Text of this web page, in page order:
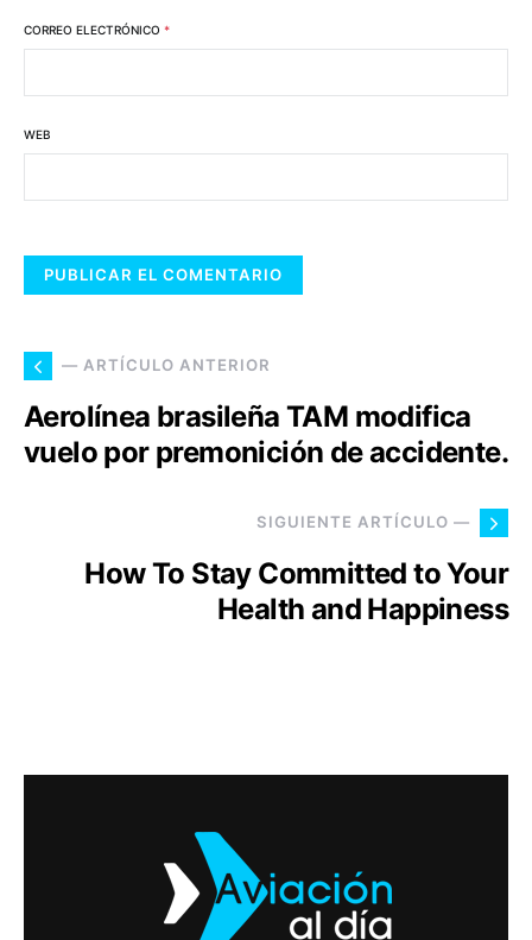
CORREO ELECTRÓNICO *
WEB
— ARTÍCULO ANTERIOR
Aerolínea brasileña TAM modifica
vuelo por premonición de accidente.
SIGUIENTE ARTÍCULO —
How To Stay Committed to Your
Health and Happiness